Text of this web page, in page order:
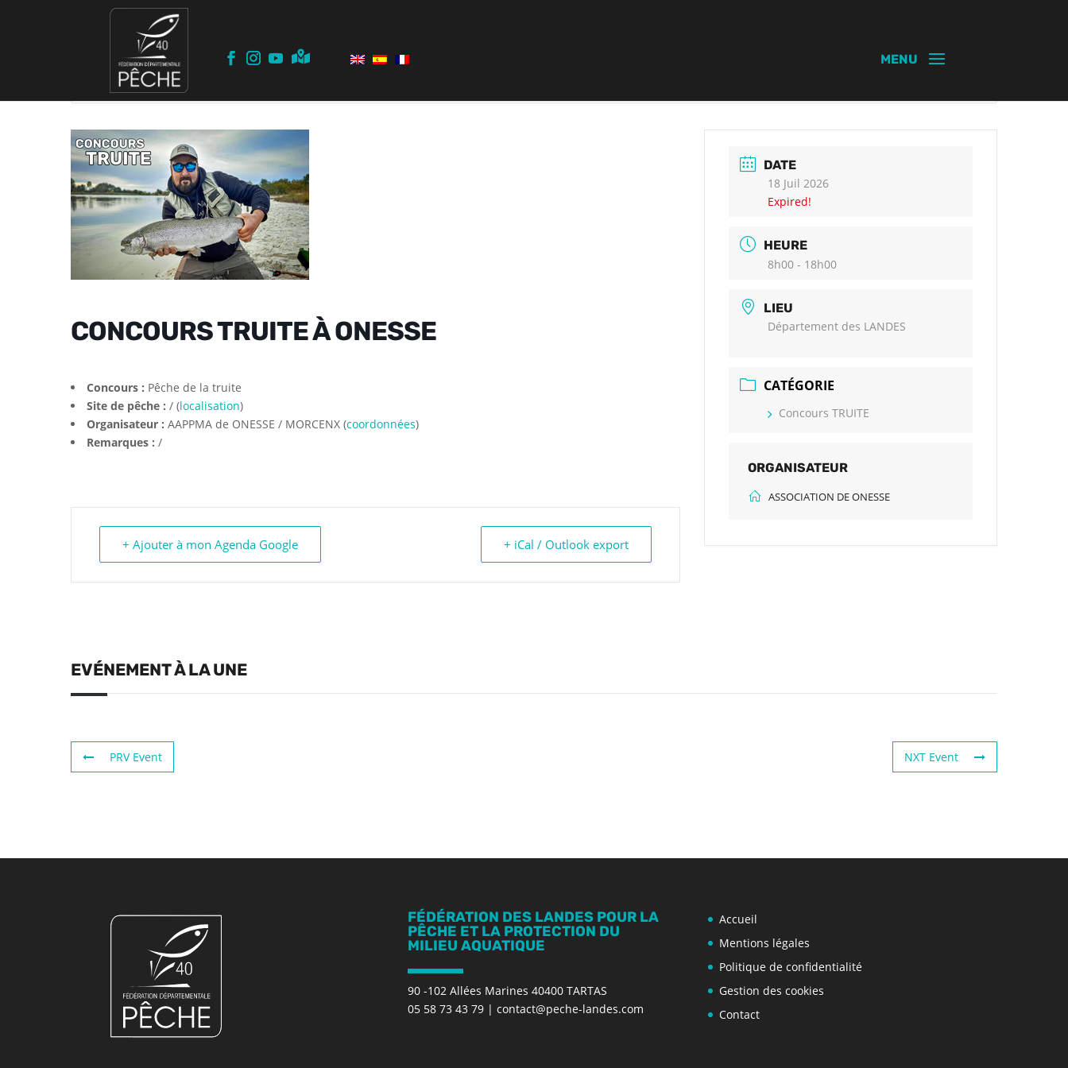
Events Concours TRUITE
CONCOURS TRUITE À ONESSE
Concours : Pêche de la truite
Site de pêche : / (localisation)
Organisateur : AAPPMA de ONESSE / MORCENX (coordonnées)
Remarques : /
+ Ajouter à mon Agenda Google + iCal / Outlook export
DATE
18 Juil 2026
Expired!
HEURE
8h00 - 18h00
LIEU
Département des LANDES
CATÉGORIE
Concours TRUITE
ORGANISATEUR
ASSOCIATION DE ONESSE
EVÉNEMENT À LA UNE
PRV Event NXT Event
FÉDÉRATION DES LANDES POUR LA
PÊCHE ET LA PROTECTION DU
MILIEU AQUATIQUE
90 -102 Allées Marines 40400 TARTAS
05 58 73 43 79| contact@peche-landes.com
Accueil
Mentions légales
Politique de confidentialité
Gestion des cookies
Contact